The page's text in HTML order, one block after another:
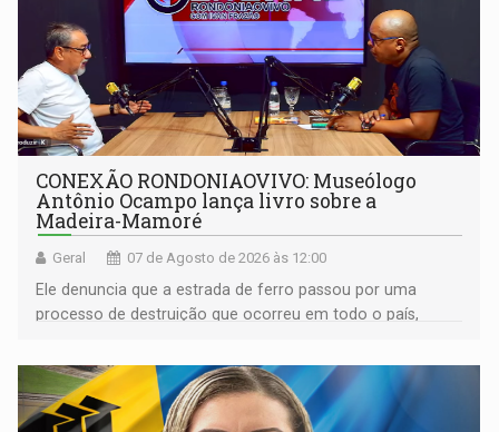
CONEXÃO RONDONIAOVIVO: Museólogo
Antônio Ocampo lança livro sobre a
Madeira-Mamoré
Geral 07 de Agosto de 2026 às 12:00
Ele denuncia que a estrada de ferro passou por uma
processo de destruição que ocorreu em todo o país,